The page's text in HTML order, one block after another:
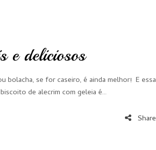
e deliciosos
bolacha, se for caseiro, é ainda melhor! E essa
de alecrim com geleia é…
Share